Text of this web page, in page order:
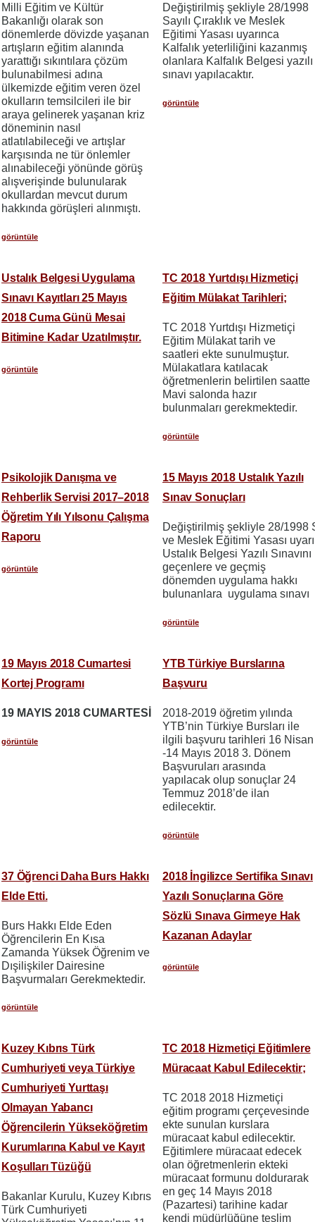
Milli Eğitim ve Kültür
Bakanlığı olarak son
dönemlerde dövizde yaşanan
artışların eğitim alanında
yarattığı sıkıntılara çözüm
bulunabilmesi adına
ülkemizde eğitim veren özel
okulların temsilcileri ile bir
araya gelinerek yaşanan kriz
döneminin nasıl
atlatılabileceği ve artışlar
karşısında ne tür önlemler
alınabileceği yönünde görüş
alışverişinde bulunularak
okullardan mevcut durum
hakkında görüşleri alınmıştı.
görüntüle
Değiştirilmiş şekliyle 28/1998
Sayılı Çıraklık ve Meslek
Eğitimi Yasası uyarınca
Kalfalık yeterliliğini kazanmış
olanlara Kalfalık Belgesi yazılı
sınavı yapılacaktır.
görüntüle
Ustalık Belgesi Uygulama
Sınavı Kayıtları 25 Mayıs
2018 Cuma Günü Mesai
Bitimine Kadar Uzatılmıştır.
görüntüle
TC 2018 Yurtdışı Hizmetiçi
Eğitim Mülakat Tarihleri;
TC 2018 Yurtdışı Hizmetiçi
Eğitim Mülakat tarih ve
saatleri ekte sunulmuştur.
Mülakatlara katılacak
öğretmenlerin belirtilen saatte
Mavi salonda hazır
bulunmaları gerekmektedir.
görüntüle
Psikolojik Danışma ve
Rehberlik Servisi 2017–2018
Öğretim Yılı Yılsonu Çalışma
Raporu
görüntüle
15 Mayıs 2018 Ustalık Yazılı
Sınav Sonuçları
Değiştirilmiş şekliyle 28/1998
ve Meslek Eğitimi Yasası
Ustalık Belgesi Yazılı Sınavını
geçenlere ve geçmiş
dönemden uygulama hakkı
bulunanlara uygulama sınavı
görüntüle
19 Mayıs 2018 Cumartesi
Kortej Programı
19 MAYIS 2018 CUMARTESİ
görüntüle
YTB Türkiye Burslarına
Başvuru
2018-2019 öğretim yılında
YTB’nin Türkiye Bursları ile
ilgili başvuru tarihleri 16 Nisan
-14 Mayıs 2018 3. Dönem
Başvuruları arasında
yapılacak olup sonuçlar 24
Temmuz 2018’de ilan
edilecektir.
görüntüle
37 Öğrenci Daha Burs Hakkı
Elde Etti.
Burs Hakkı Elde Eden
Öğrencilerin En Kısa
Zamanda Yüksek Öğrenim ve
Dışilişkiler Dairesine
Başvurmaları Gerekmektedir.
görüntüle
2018 İngilizce Sertifika Sınavı
Yazılı Sonuçlarına Göre
Sözlü Sınava Girmeye Hak
Kazanan Adaylar
görüntüle
Kuzey Kıbrıs Türk
Cumhuriyeti veya Türkiye
Cumhuriyeti Yurttaşı
Olmayan Yabancı
Öğrencilerin Yükseköğretim
Kurumlarına Kabul ve Kayıt
Koşulları Tüzüğü
Bakanlar Kurulu, Kuzey Kıbrıs
Türk Cumhuriyeti
TC 2018 Hizmetiçi Eğitimlere
Müracaat Kabul Edilecektir;
TC 2018 2018 Hizmetiçi
eğitim programı çerçevesinde
ekte sunulan kurslara
müracaat kabul edilecektir.
Eğitimlere müracaat edecek
olan öğretmenlerin ekteki
müracaat formunu doldurarak
en geç 14 Mayıs 2018
(Pazartesi) tarihine kadar
kendi müdürlüğüne teslim